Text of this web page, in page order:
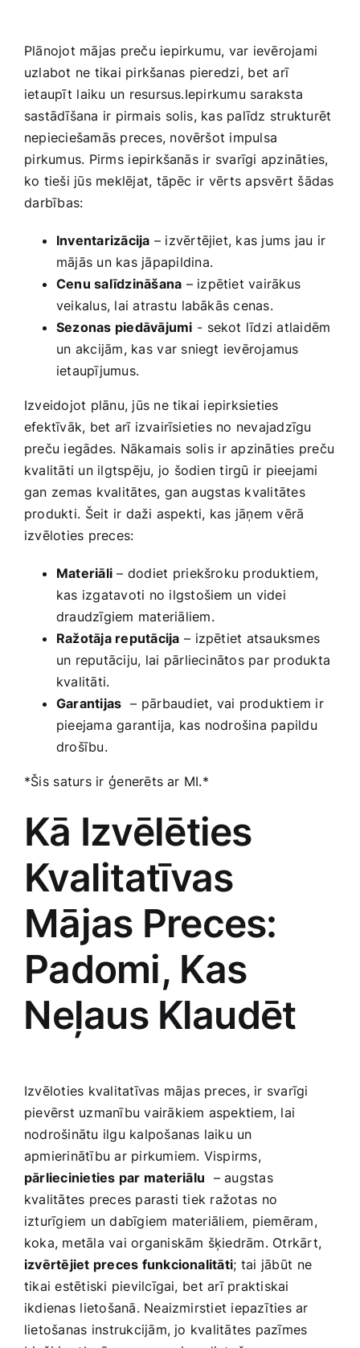
Plānojot mājas preču iepirkumu, var ievērojami
uzlabot ne tikai pirkšanas⁤ pieredzi, ⁢bet‌ arī
ietaupīt⁤ laiku​ un ‌resursus.Iepirkumu saraksta
sastādīšana ir pirmais solis, kas palīdz ‌strukturēt
nepieciešamās preces, novēršot impulsa
⁤pirkumus. Pirms⁣ iepirkšanās ir svarīgi apzināties,
ko‍ tieši jūs meklējat, tāpēc ir⁤ vērts apsvērt šādas
⁢darbības:
Inventarizācija – izvērtējiet, kas jums jau ir
mājās un kas‍ jāpapildina.
Cenu salīdzināšana – izpētiet vairākus
veikalus, lai‍ atrastu⁣ labākās cenas.
Sezonas piedāvājumi ⁢- sekot līdzi atlaidēm​
un⁢ akcijām, ‍kas ⁤var sniegt ievērojamus
ietaupījumus.
Izveidojot‌ plānu, jūs ne tikai iepirksieties
efektīvāk, bet arī izvairīsieties‍ no nevajadzīgu
‌preču‌ iegādes. Nākamais solis⁢ ir ​apzināties preču
kvalitāti un ilgtspēju, jo⁢ šodien tirgū ir pieejami
gan⁤ zemas kvalitātes, gan augstas kvalitātes
produkti. ⁢Šeit ir daži aspekti, kas jāņem vērā
izvēloties preces:
Materiāli – dodiet⁢ priekšroku produktiem,
kas ‍izgatavoti no ilgstošiem un videi
draudzīgiem materiāliem.
Ražotāja‍ reputācija – ⁢izpētiet atsauksmes⁤
un reputāciju, lai⁤ pārliecinātos ​par produkta
‌kvalitāti.
Garantijas ⁣ – ⁣pārbaudiet, ‍vai produktiem ir
pieejama garantija, kas nodrošina papildu
‌drošību.
*Šis ⁤saturs ir ⁤ģenerēts ar MI.*
Kā ‌Izvēlēties
Kvalitatīvas
Mājas Preces:
Padomi, ‍Kas
⁢Neļaus⁢ Klaudēt
Izvēloties kvalitatīvas mājas preces, ir svarīgi
pievērst uzmanību vairākiem aspektiem, lai
nodrošinātu ilgu kalpošanas laiku un
apmierinātību ‌ar pirkumiem. Vispirms,
pārliecinieties par⁤ materiālu ‌ – augstas
kvalitātes preces parasti​ tiek ražotas ⁣no
izturīgiem un dabīgiem‍ materiāliem, piemēram,‌
koka, metāla vai organiskām šķiedrām. Otrkārt,⁢
izvērtējiet preces funkcionalitāti; tai ⁣jābūt⁣ ne
tikai estētiski pievilcīgai,⁢ bet arī praktiskai⁤
ikdienas⁢ lietošanā. Neaizmirstiet‍ iepazīties ar⁤
lietošanas⁤ instrukcijām, jo kvalitātes pazīmes‌